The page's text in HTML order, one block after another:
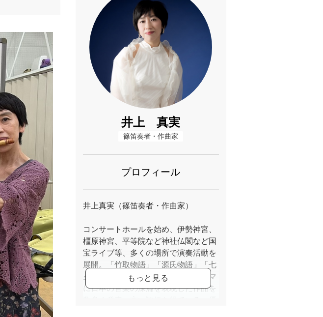
井上 真実
篠笛奏者・作曲家
プロフィール
井上真実（篠笛奏者・作曲家）
コンサートホールを始め、伊勢神宮、
橿原神宮、平等院など神社仏閣など国
宝ライブ等、多くの場所で演奏活動を
展開。「竹取物語」「源氏物語」「七
夕伝説」また「万葉集」などをテーマ
に日本の音楽の深淵を表現した作品を